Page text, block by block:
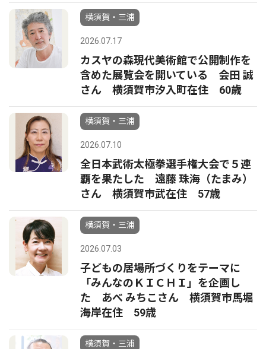
横須賀・三浦
2026.07.17
カスヤの森現代美術館で公開制作を
含めた展覧会を開いている 会田 誠
さん 横須賀市汐入町在住 60歳
横須賀・三浦
2026.07.10
全⽇本武術太極拳選⼿権⼤会で５連
覇を果たした 遠藤 珠海（たまみ）
さん 横須賀市武在住 57歳
横須賀・三浦
2026.07.03
子どもの居場所づくりをテーマに
「みんなのＫＩＣＨＩ」を企画し
た あべ みちこさん 横須賀市馬堀
海岸在住 59歳
横須賀・三浦